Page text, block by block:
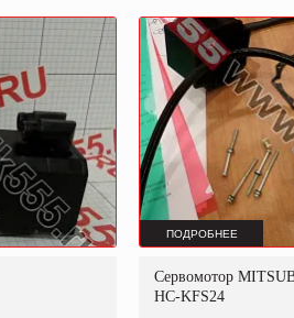
ПОДРОБНЕЕ
Сервомотор
HC-KFS24